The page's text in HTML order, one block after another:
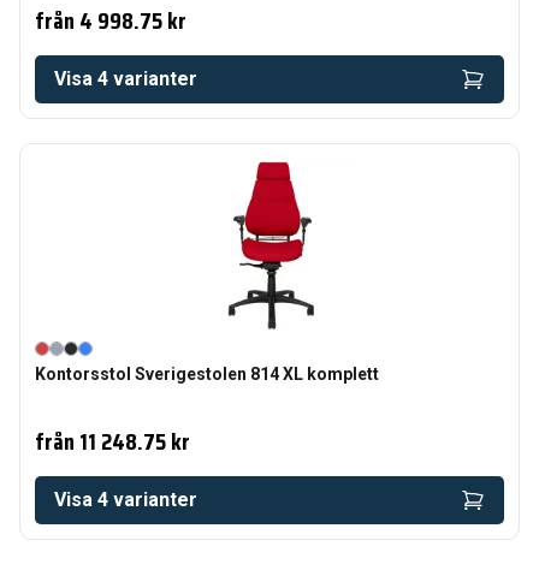
från4 998.75 kr
Visa 4 varianter
Kontorsstol Sverigestolen 814 XL komplett
från11 248.75 kr
Visa 4 varianter